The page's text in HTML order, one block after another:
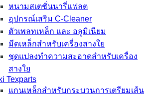
หนามสเตชั่นนารี่แฟลต
อุปกรณ์เสริม C-Cleaner
ตัวเพลทเหล็ก และ อลูมิเนียม
มีดเหล็กสำหรับเครื่องสางใย
ชุดแปลงทำความสะอาดสำหรับเครื่อง
สางใย
Texparts
แกนเหล็กสำหรับกระบวนการเตรียมเส้น